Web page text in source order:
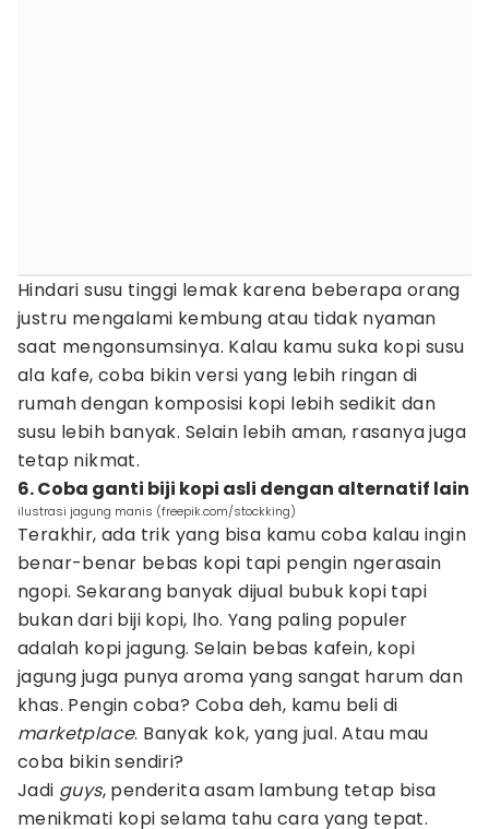
Hindari susu tinggi lemak karena beberapa orang
justru mengalami kembung atau tidak nyaman
saat mengonsumsinya. Kalau kamu suka kopi susu
ala kafe, coba bikin versi yang lebih ringan di
rumah dengan komposisi kopi lebih sedikit dan
susu lebih banyak. Selain lebih aman, rasanya juga
tetap nikmat.
6. Coba ganti biji kopi asli dengan alternatif lain
ilustrasi jagung manis (freepik.com/stockking)
Terakhir, ada trik yang bisa kamu coba kalau ingin
benar-benar bebas kopi tapi pengin ngerasain
ngopi. Sekarang banyak dijual bubuk kopi tapi
bukan dari biji kopi, lho. Yang paling populer
adalah kopi jagung. Selain bebas kafein, kopi
jagung juga punya aroma yang sangat harum dan
khas. Pengin coba? Coba deh, kamu beli di
marketplace. Banyak kok, yang jual. Atau mau
coba bikin sendiri?
Jadi guys, penderita asam lambung tetap bisa
menikmati kopi selama tahu cara yang tepat.